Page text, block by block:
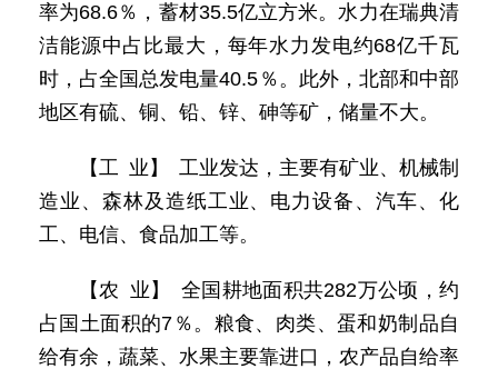
率为68.6％，蓄材35.5亿立方米。水力在瑞典清
洁能源中占比最大，每年水力发电约68亿千瓦
时，占全国总发电量40.5％。此外，北部和中部
地区有硫、铜、铅、锌、砷等矿，储量不大。
【工 业】 工业发达，主要有矿业、机械制
造业、森林及造纸工业、电力设备、汽车、化
工、电信、食品加工等。
【农 业】 全国耕地面积共282万公顷，约
占国土面积的7％。粮食、肉类、蛋和奶制品自
给有余，蔬菜、水果主要靠进口，农产品自给率